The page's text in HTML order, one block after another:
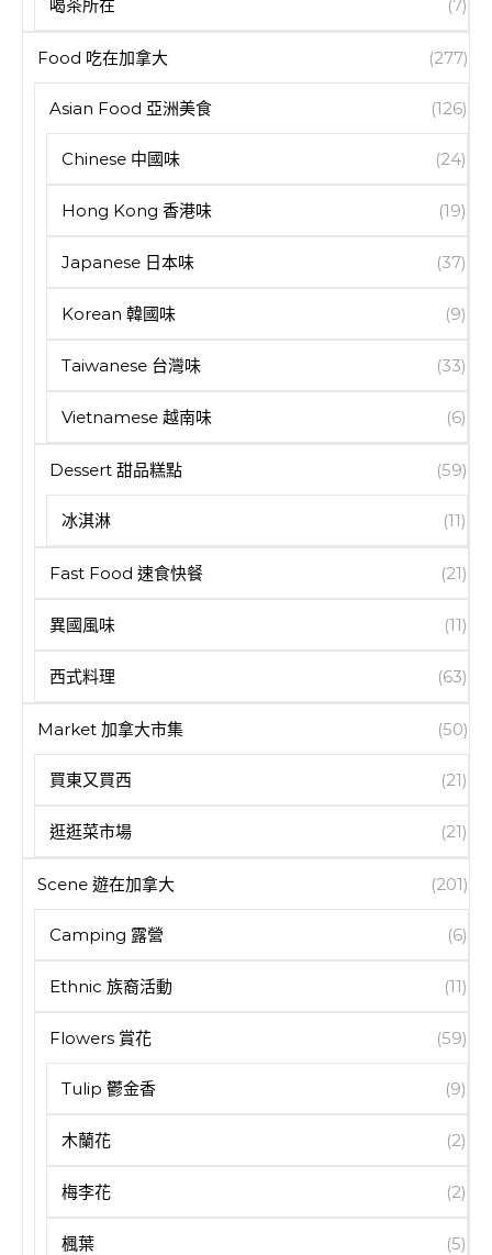
喝茶所在 (7)
Food 吃在加拿大 (277)
Asian Food 亞洲美食 (126)
Chinese 中國味 (24)
Hong Kong 香港味 (19)
Japanese 日本味 (37)
Korean 韓國味 (9)
Taiwanese 台灣味 (33)
Vietnamese 越南味 (6)
Dessert 甜品糕點 (59)
冰淇淋 (11)
Fast Food 速食快餐 (21)
異國風味 (11)
西式料理 (63)
Market 加拿大市集 (50)
買東又買西 (21)
逛逛菜市場 (21)
Scene 遊在加拿大 (201)
Camping 露營 (6)
Ethnic 族裔活動 (11)
Flowers 賞花 (59)
Tulip 鬱金香 (9)
木蘭花 (2)
梅李花 (2)
楓葉 (5)